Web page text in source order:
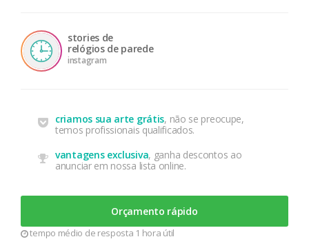
stories de
relógios de parede
instagram
criamos sua arte grátis, não se preocupe,
temos profissionais qualificados.
vantagens exclusiva, ganha descontos ao
anunciar em nossa lista online.
Orçamento rápido
tempo médio de resposta 1 hora útil